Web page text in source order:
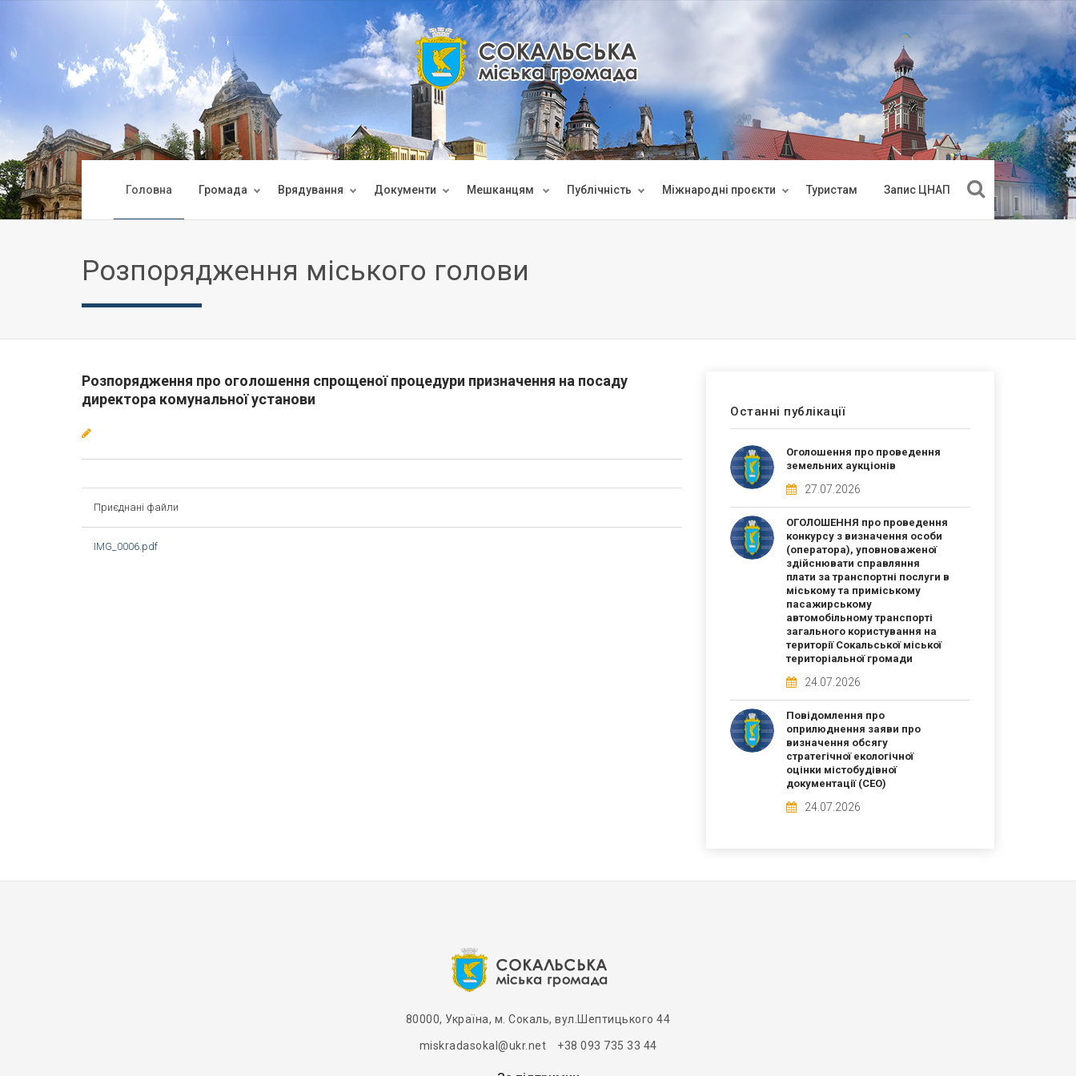
Головна Громада Врядування Документи Мешканцям Публічність Міжнародні проєкти Туристам Запис ЦНАП
Розпорядження міського голови
Розпорядження про оголошення спрощеної процедури призначення на посаду
директора комунальної установи
Приєднані файли
IMG_0006.pdf
Останні публікації
Оголошення про проведення
земельних аукціонів
27.07.2026
ОГОЛОШЕННЯ про проведення
конкурсу з визначення особи
(оператора), уповноваженої
здійснювати справляння
плати за транспортні послуги в
міському та приміському
пасажирському
автомобільному транспорті
загального користування на
території Сокальської міської
територіальної громади
24.07.2026
Повідомлення про
оприлюднення заяви про
визначення обсягу
стратегічної екологічної
оцінки містобудівної
документації (СЕО)
24.07.2026
80000, Україна, м. Сокаль, вул.Шептицького 44
miskradasokal@ukr.net +38 093 735 33 44